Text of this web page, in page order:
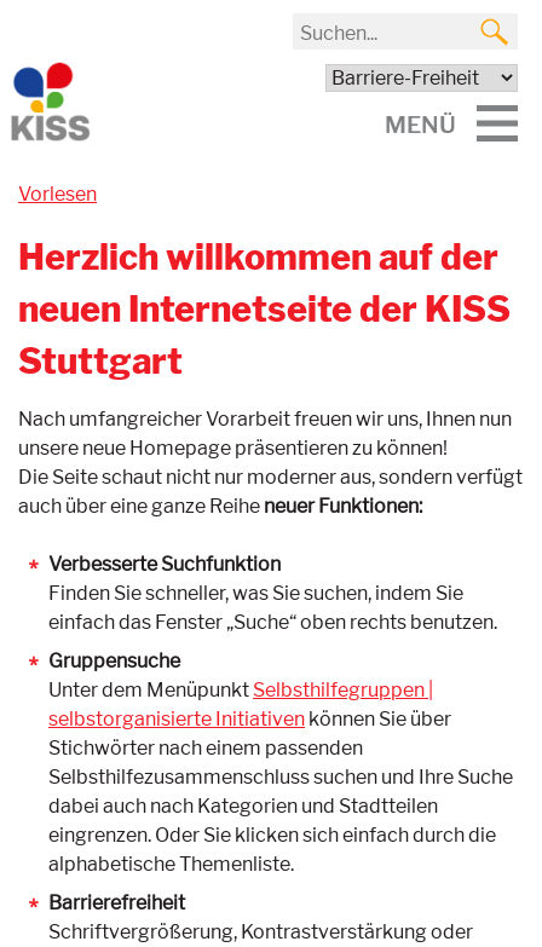
MENÜ
Vorlesen
Herzlich willkommen auf der
neuen Internetseite der KISS
Stuttgart
Nach umfangreicher Vorarbeit freuen wir uns, Ihnen nun
unsere neue Homepage präsentieren zu können!
Die Seite schaut nicht nur moderner aus, sondern verfügt
auch über eine ganze Reihe neuer Funktionen:
Verbesserte Suchfunktion
Finden Sie schneller, was Sie suchen, indem Sie
einfach das Fenster „Suche“ oben rechts benutzen.
Gruppensuche
Unter dem Menüpunkt Selbsthilfegruppen |
selbstorganisierte Initiativen können Sie über
Stichwörter nach einem passenden
Selbsthilfezusammenschluss suchen und Ihre Suche
dabei auch nach Kategorien und Stadtteilen
eingrenzen. Oder Sie klicken sich einfach durch die
alphabetische Themenliste.
Barrierefreiheit
Schriftvergrößerung, Kontrastverstärkung oder